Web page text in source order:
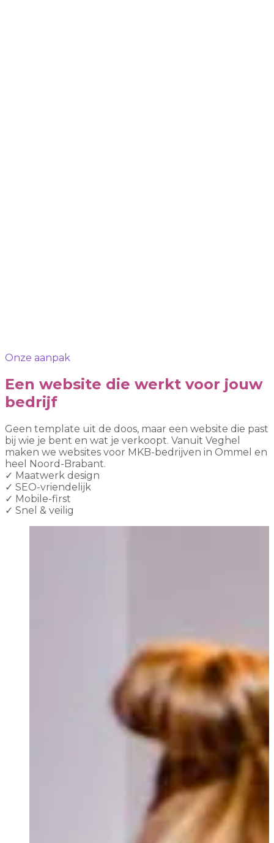
Onze aanpak
Een website die werkt voor jouw
bedrijf
Geen template uit de doos, maar een website die past
bij wie je bent en wat je verkoopt. Vanuit Veghel
maken we websites voor MKB-bedrijven in Ommel en
heel Noord-Brabant.
✓ Maatwerk design
✓ SEO-vriendelijk
✓ Mobile-first
✓ Snel & veilig